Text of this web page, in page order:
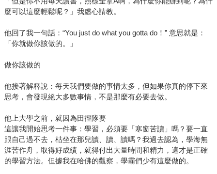
麼可以這麼輕鬆呢？」我虛心請教。
他回了我一句話：“You just do what you gotta do！” 意思就是：
「你就做你該做的。」
做你該做的
他接著解釋說：每天我們要做的事情太多，但如果你真的停下來
思考，會發現絕大多數事情，不是那麼有必要去做。
他上大學之前，就因為田徑隊要
這讓我開始思考一件事：學習，必須要「寒窗苦讀」嗎？要一直
跟自己過不去，枯坐在那兒讀、讀、讀嗎？我過去認為，學海無
涯苦作舟，取得好成績，就得付出大量時間和精力，這才是正確
的學習方法。但據我在哈佛的觀察，學霸們少有這麼做的。